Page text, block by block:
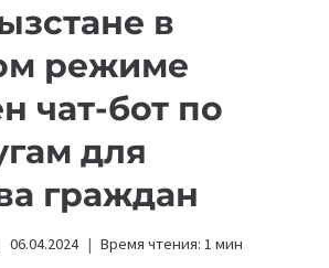
в
режиме
чат-бот по
для
граждан
06.04.2024 Время чтения: 1 мин